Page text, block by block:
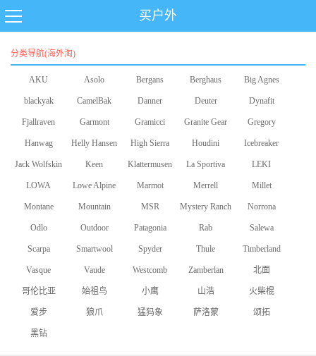
买户外
分类导航(海外淘)
AKU Asolo Bergans Berghaus Big Agnes
blackyak CamelBak Danner Deuter Dynafit
Fjallraven Garmont Gramicci Granite Gear Gregory
Hanwag Helly Hansen High Sierra Houdini Icebreaker
Jack Wolfskin Keen Klattermusen La Sportiva LEKI
LOWA Lowe Alpine Marmot Merrell Millet
Montane Mountain
Equipment
MSR Mystery Ranch Norrona
Odlo Outdoor
Research
Patagonia Rab Salewa
Scarpa Smartwool Spyder Thule Timberland
Vasque Vaude Westcomb Zamberlan 北面
哥伦比亚 始祖鸟 小鹰 山浩 火柴棍
爱步 狼爪 猛犸象 萨洛蒙 颂拓
黑钻